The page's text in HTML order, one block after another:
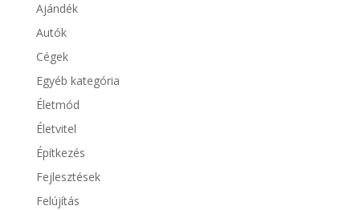
Ajándék
Autók
Cégek
Egyéb kategória
Életmód
Életvitel
Építkezés
Fejlesztések
Felújítás